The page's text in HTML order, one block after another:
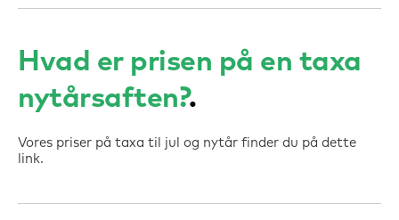
Hvad er prisen på en taxa
nytårsaften?
Vores priser på taxa til jul og nytår finder du på dette
link.